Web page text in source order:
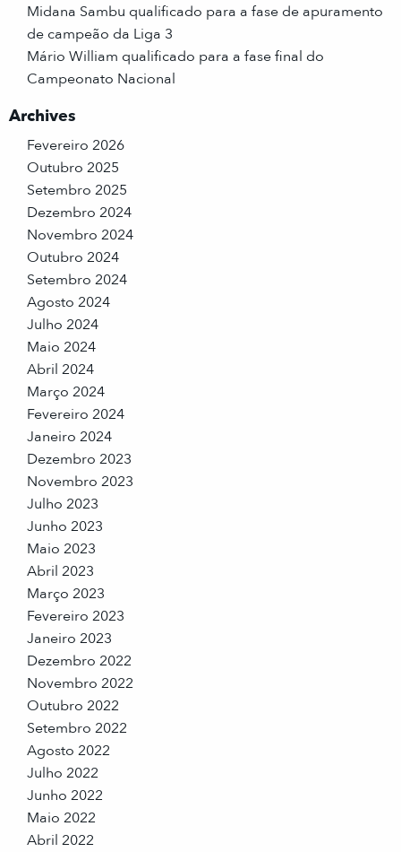
Midana Sambu qualificado para a fase de apuramento
de campeão da Liga 3
Mário William qualificado para a fase final do
Campeonato Nacional
Archives
Fevereiro 2026
Outubro 2025
Setembro 2025
Dezembro 2024
Novembro 2024
Outubro 2024
Setembro 2024
Agosto 2024
Julho 2024
Maio 2024
Abril 2024
Março 2024
Fevereiro 2024
Janeiro 2024
Dezembro 2023
Novembro 2023
Julho 2023
Junho 2023
Maio 2023
Abril 2023
Março 2023
Fevereiro 2023
Janeiro 2023
Dezembro 2022
Novembro 2022
Outubro 2022
Setembro 2022
Agosto 2022
Julho 2022
Junho 2022
Maio 2022
Abril 2022